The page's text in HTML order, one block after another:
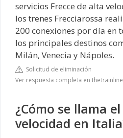
servicios Frecce de alta
los trenes Frecciarossa
200 conexiones por día en
los principales destinos
Milán, Venecia y Nápoles.
Solicitud de eliminación
Ver respuesta completa en
¿Cómo se llama
velocidad en